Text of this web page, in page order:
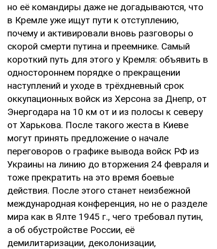
но её командиры даже не догадываются, что
в Кремле уже ищут пути к отступлению,
почему и активировали вновь разговоры о
скорой смерти путина и преемнике. Самый
короткий путь для этого у Кремля: объявить в
одностороннем порядке о прекращении
наступлений и уходе в трёхдневный срок
оккупационных войск из Херсона за Днепр, от
Энергодара на 10 км от и из полосы к северу
от Харькова. После такого жеста в Киеве
могут принять предложение о начале
переговоров о графике вывода войск РФ из
Украины на линию до вторжения 24 февраля и
тоже прекратить на это время боевые
действия. После этого станет неизбежной
международная конференция, но не о разделе
мира как в Ялте 1945 г., чего требовал путин,
а об обустройстве России, её
демилитаризации, деколонизации,